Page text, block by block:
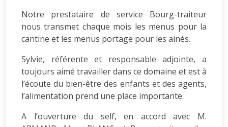
Notre prestataire de service Bourg-traiteur
nous transmet chaque mois les menus pour la
cantine et les menus portage pour les ainés.
Sylvie, référente et responsable adjointe, a
toujours aimé travailler dans ce domaine et est à
l’écoute du bien-être des enfants et des agents,
l’alimentation prend une place importante.
A l’ouverture du self, en accord avec M.